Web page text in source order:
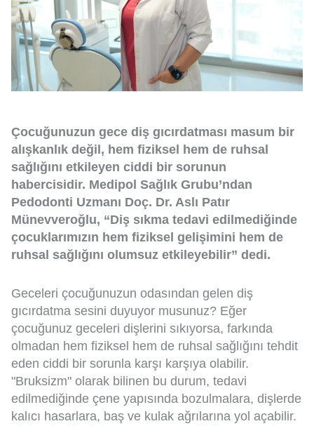
Çocuğunuzun gece diş gıcırdatması masum bir
alışkanlık değil, hem fiziksel hem de ruhsal
sağlığını etkileyen ciddi bir sorunun
habercisidir. Medipol Sağlık Grubu’ndan
Pedodonti Uzmanı Doç. Dr. Aslı Patır
Münevveroğlu, “Diş sıkma tedavi edilmediğinde
çocuklarımızın hem fiziksel gelişimini hem de
ruhsal sağlığını olumsuz etkileyebilir” dedi.
Geceleri çocuğunuzun odasından gelen diş
gıcırdatma sesini duyuyor musunuz? Eğer
çocuğunuz geceleri dişlerini sıkıyorsa, farkında
olmadan hem fiziksel hem de ruhsal sağlığını tehdit
eden ciddi bir sorunla karşı karşıya olabilir.
"Bruksizm" olarak bilinen bu durum, tedavi
edilmediğinde çene yapısında bozulmalara, dişlerde
kalıcı hasarlara, baş ve kulak ağrılarına yol açabilir.